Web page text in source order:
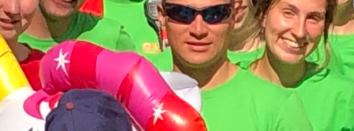
mehr Infos